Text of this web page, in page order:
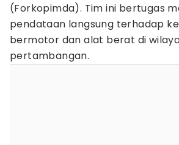
(Forkopimda). Tim ini bertugas
pendataan langsung terhadap
bermotor dan alat berat di
pertambangan.